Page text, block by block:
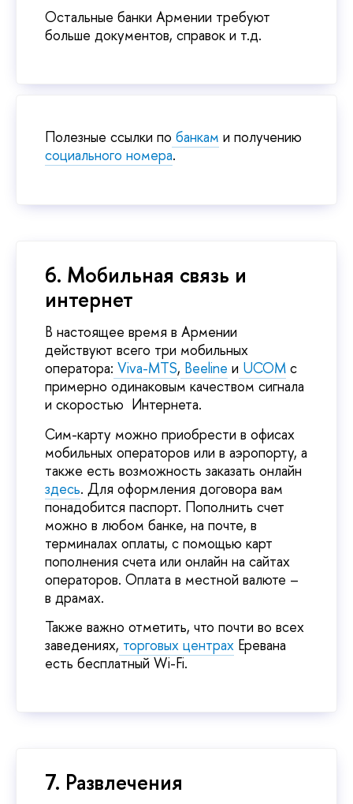
Остальные банки Армении требуют
больше документов, справок и т.д.
Полезные ссылки по банкам и получению
социального номера.
6. Мобильная связь и
интернет
В настоящее время в Армении
действуют всего три мобильных
оператора: Viva-MTS, Beeline и UCOM с
примерно одинаковым качеством сигнала
и скоростью Интернета.
Сим-карту можно приобрести в офисах
мобильных операторов или в аэропорту, а
также есть возможность заказать онлайн
здесь. Для оформления договора вам
понадобится паспорт. Пополнить счет
можно в любом банке, на почте, в
терминалах оплаты, с помощью карт
пополнения счета или онлайн на сайтах
операторов. Оплата в местной валюте –
в драмах.
Также важно отметить, что почти во всех
заведениях, торговых центрах Еревана
есть бесплатный Wi-Fi.
7. Развлечения